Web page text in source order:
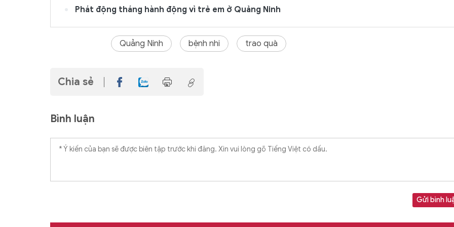
Phát động tháng hành động vì trẻ em ở Quảng Ninh
Quảng Ninh bệnh nhi trao quà
Chia sẻ
Bình luận
Gửi bình